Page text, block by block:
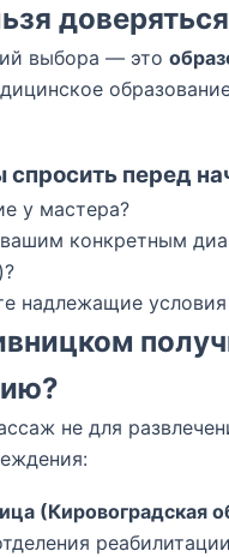
выбора — это
перед
у мастера?
конкретным
надлежащие
не для
(Кировоградская